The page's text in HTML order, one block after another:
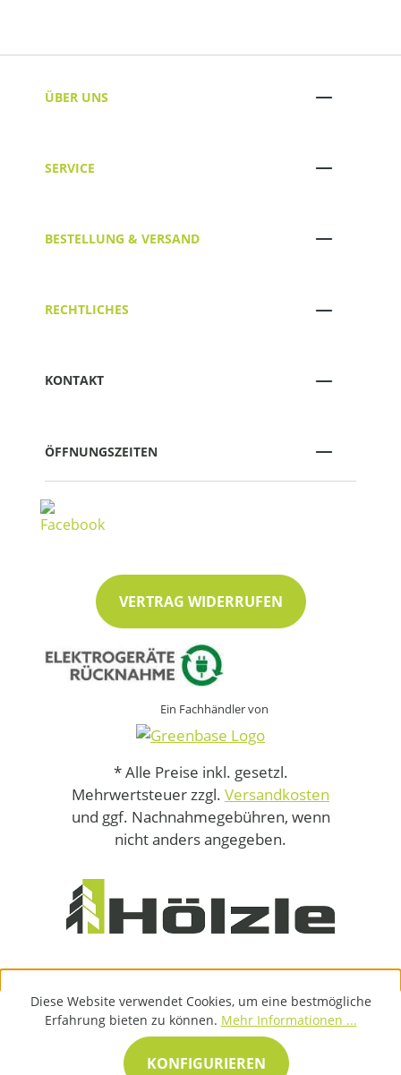
ÜBER UNS
SERVICE
BESTELLUNG & VERSAND
RECHTLICHES
KONTAKT
ÖFFNUNGSZEITEN
VERTRAG WIDERRUFEN
Ein Fachhändler von
* Alle Preise inkl. gesetzl.
Mehrwertsteuer zzgl. Versandkosten
und ggf. Nachnahmegebühren, wenn
nicht anders angegeben.
Diese Website verwendet Cookies, um eine bestmögliche
Erfahrung bieten zu können. Mehr Informationen ...
KONFIGURIEREN